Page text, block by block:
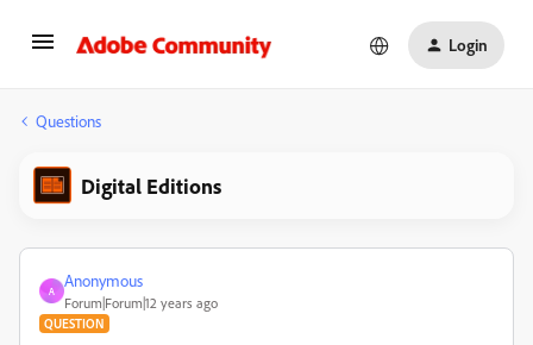
Login
Questions
Digital Editions
A
Anonymous
Forum|Forum|12 years ago
QUESTION